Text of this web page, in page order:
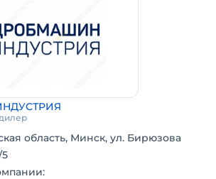
реакция.
Новые запчасти.
область, Минск, ул. Бирюзова